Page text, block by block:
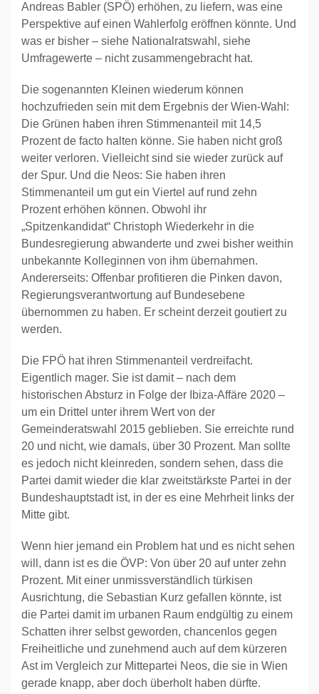
Andreas Babler (SPÖ) erhöhen, zu liefern, was eine
Perspektive auf einen Wahlerfolg eröffnen könnte. Und
was er bisher – siehe Nationalratswahl, siehe
Umfragewerte – nicht zusammengebracht hat.
Die sogenannten Kleinen wiederum können
hochzufrieden sein mit dem Ergebnis der Wien-Wahl:
Die Grünen haben ihren Stimmenanteil mit 14,5
Prozent de facto halten könne. Sie haben nicht groß
weiter verloren. Vielleicht sind sie wieder zurück auf
der Spur. Und die Neos: Sie haben ihren
Stimmenanteil um gut ein Viertel auf rund zehn
Prozent erhöhen können. Obwohl ihr
„Spitzenkandidat“ Christoph Wiederkehr in die
Bundesregierung abwanderte und zwei bisher weithin
unbekannte Kolleginnen von ihm übernahmen.
Andererseits: Offenbar profitieren die Pinken davon,
Regierungsverantwortung auf Bundesebene
übernommen zu haben. Er scheint derzeit goutiert zu
werden.
Die FPÖ hat ihren Stimmenanteil verdreifacht.
Eigentlich mager. Sie ist damit – nach dem
historischen Absturz in Folge der Ibiza-Affäre 2020 –
um ein Drittel unter ihrem Wert von der
Gemeinderatswahl 2015 geblieben. Sie erreichte rund
20 und nicht, wie damals, über 30 Prozent. Man sollte
es jedoch nicht kleinreden, sondern sehen, dass die
Partei damit wieder die klar zweitstärkste Partei in der
Bundeshauptstadt ist, in der es eine Mehrheit links der
Mitte gibt.
Wenn hier jemand ein Problem hat und es nicht sehen
will, dann ist es die ÖVP: Von über 20 auf unter zehn
Prozent. Mit einer unmissverständlich türkisen
Ausrichtung, die Sebastian Kurz gefallen könnte, ist
die Partei damit im urbanen Raum endgültig zu einem
Schatten ihrer selbst geworden, chancenlos gegen
Freiheitliche und zunehmend auch auf dem kürzeren
Ast im Vergleich zur Mittepartei Neos, die sie in Wien
gerade knapp, aber doch überholt haben dürfte.